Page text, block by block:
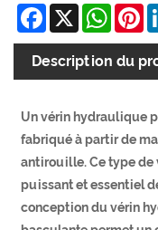
Facebook
X
Description du
Un vérin hydraulique
fabriqué à partir de
antirouille. Ce type de
puissant et essentiel
conception du vérin